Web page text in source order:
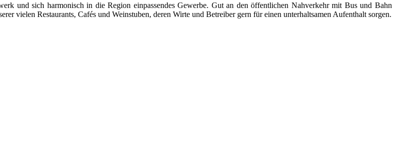
und sich harmonisch in die Region einpassendes Gewerbe. Gut an den öffentlichen Nahverkehr mit Bus und Bahn
vielen Restaurants, Cafés und Weinstuben, deren Wirte und Betreiber gern für einen unterhaltsamen Aufenthalt sorgen.